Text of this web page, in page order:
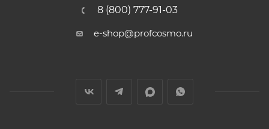
8 (800) 777-91-03
e-shop@profcosmo.ru